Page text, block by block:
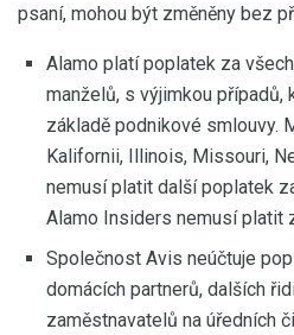
psaní, mohou být změněny bez
Alamo platí poplatek za
manželů, s výjimkou případů,
základě podnikové smlouvy.
Kalifornii, Illinois, Missouri,
nemusí platit další poplatek
Alamo Insiders nemusí platit
Společnost Avis neúčtuje
domácích partnerů, dalších
zaměstnavatelů na úředních